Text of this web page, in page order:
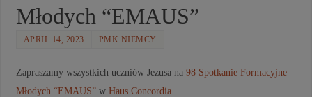
Młodych “EMAUS”
APRIL 14, 2023 PMK NIEMCY
Zapraszamy wszystkich uczniów Jezusa na 98 Spotkanie Formacyjne
Młodych “EMAUS”w Haus Concordia